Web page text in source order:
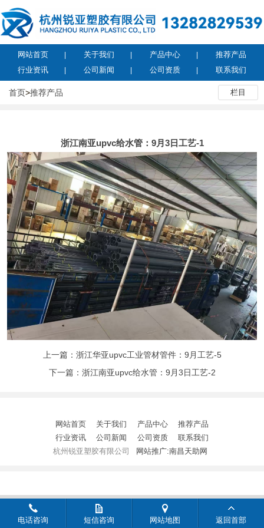
网站首页 关于我们 产品中心
推荐产品
行业资讯
公司新闻 公司资质 联系我们
首页>推荐产品 栏目
浙江南亚upvc给水管：9月3日工艺-1
上一篇： 浙江华亚upvc工业管材管件：9月工艺-5
下一篇： 浙江南亚upvc给水管：9月3日工艺-2
网站首页 关于我们 产品中心
推荐产品
行业资讯
公司新闻 公司资质
联系我们
杭州锐亚塑胶有限公司
网站推广:南昌天助网
电话咨询 短信咨询 网站地图 返回首部